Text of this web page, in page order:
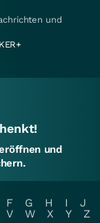
und
und
F G H I
J
V W X Y
Z